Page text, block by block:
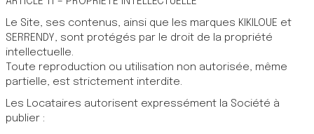
Le Site, ses contenus, ainsi que les marques KIKILOUE et
SERRENDY, sont protégés par le droit de la propriété
intellectuelle.
Toute reproduction ou utilisation non autorisée, même
partielle, est strictement interdite.
Les Locataires autorisent expressément la Société à
publier :